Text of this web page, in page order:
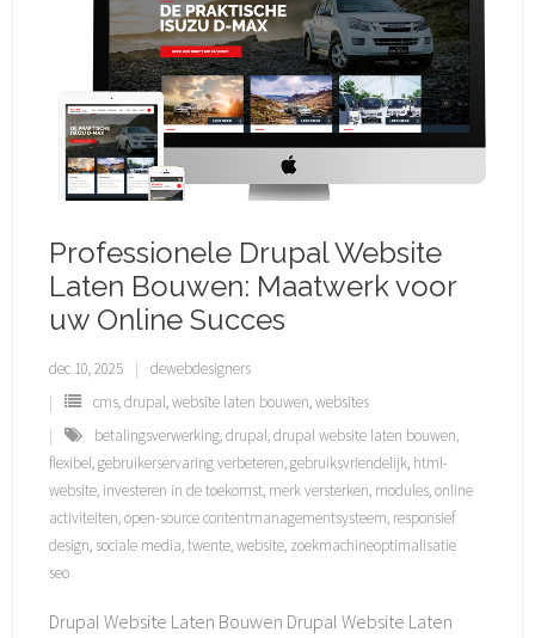
Professionele Drupal Website
Laten Bouwen: Maatwerk voor
uw Online Succes
dec 10, 2025
dewebdesigners
cms,drupal,website laten bouwen,websites
betalingsverwerking,drupal,drupal website laten bouwen,
flexibel,gebruikerservaring verbeteren,gebruiksvriendelijk, html-
website, investeren in de toekomst, merk versterken, modules,online
activiteiten,open-source contentmanagementsysteem, responsief
design, sociale media,twente,website, zoekmachineoptimalisatie
seo
Drupal Website Laten Bouwen Drupal Website Laten